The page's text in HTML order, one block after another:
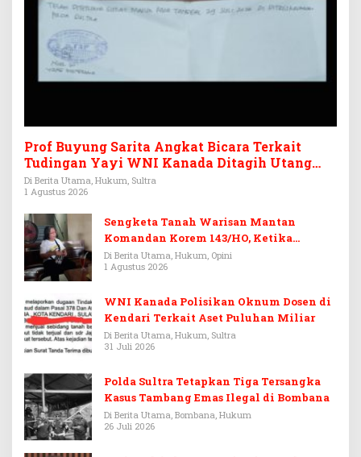
Prof Buyung Sarita Angkat Bicara Terkait
Tudingan Yayi WNI Kanada Ditagih Utang
Rp3,6 Miliar
Di Berita Utama, Hukum, Sultra
1 Agustus 2026
Sengketa Tanah Warisan Mantan
Komandan Korem 143/HO, Ketika
Warisan Menjadi Arena Pemerasan
Di Berita Utama, Hukum, Opini
1 Agustus 2026
WNI Kanada Polisikan Oknum Dosen di
Kendari Terkait Aset Puluhan Miliar
Di Berita Utama, Hukum, Sultra
31 Juli 2026
Polda Sultra Tetapkan Tiga Tersangka
Kasus Tambang Emas Ilegal di Bombana
Di Berita Utama, Bombana, Hukum
26 Juli 2026